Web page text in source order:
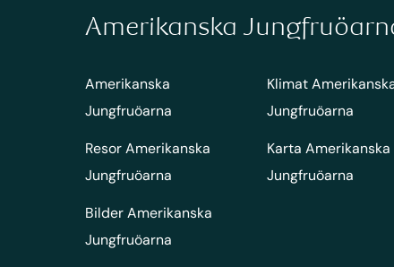
Amerikanska
Amerikanska
Jungfruöarna
Resor Amerikanska
Jungfruöarna
Bilder Amerikanska
Jungfruöarna
Klimat
Jungfruöarna
Karta Amerikanska
Jungfruöarna